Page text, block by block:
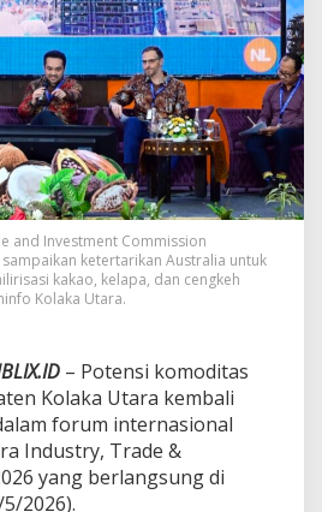
and Investment Commission
sampaikan ketertarikan Australia untuk
kakao, kelapa, dan cengkeh
Kolaka Utara.
– Potensi komoditas
Kolaka Utara kembali
forum internasional
Industry, Trade &
yang berlangsung di
2026).